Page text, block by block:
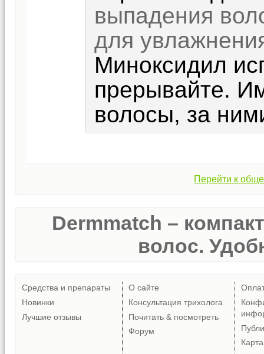
выпадения
для
Миноксидил
прерывайте.
волосы, за
Перейти к
Dermmatch –
волос.
Средства и препараты
Новинки
Лучшие отзывы
О сайте
Консультация трихолога
Почитать & посмотреть
Форум